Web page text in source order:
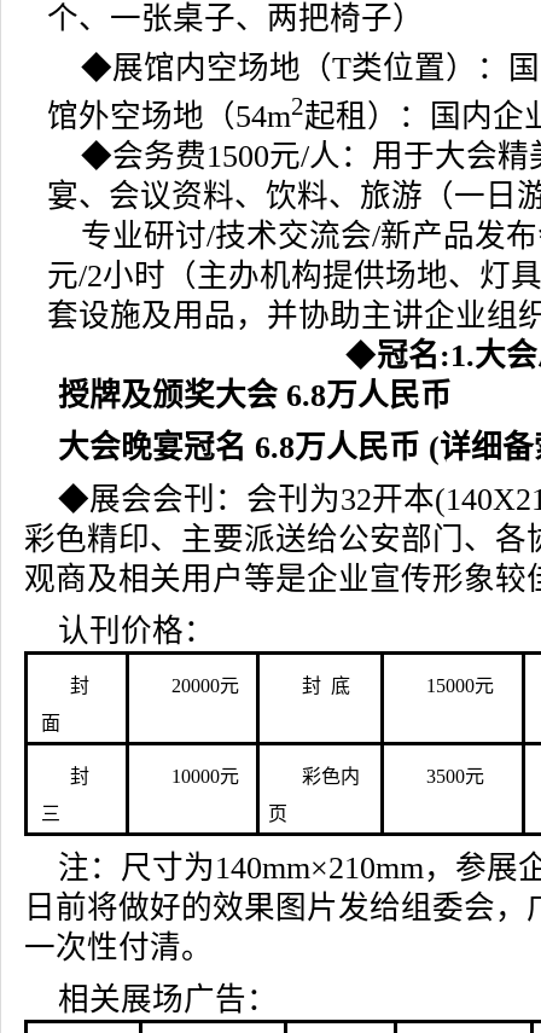
个、一张桌子、两把椅子）
◆展馆内空场地（T类位置）：
馆外空场地（54m2起租）：国内企
◆会务费1500元/人：用于大会
宴、 会议资料、饮料、旅游（一日
专业研讨/技术交流会/新产品发
元/2小时（主办机构提供场地、灯
套设施及用品，并协助主讲企业组
◆冠名:1.大
授牌及颁奖大会 6.8万人民币
大会晚宴冠名 6.8万人民币 (详细
◆展会会刊：会刊为32开本
彩色精印、主要派送给公安部门、各
观商及相关用户等是企业宣传形象较
认刊价格：
封
面
20000元 封 底 15000元
封
三
10000元
彩色内
页
3500元
注：尺寸为140mm×210mm，参展
日前将做好的效果图片发给组委会，
一次性付清。
相关展场广告：